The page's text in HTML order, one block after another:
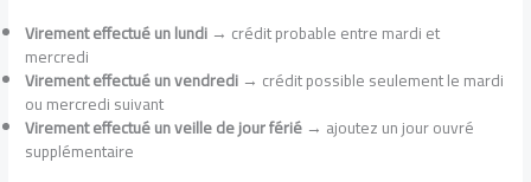
Virement effectué un lundi → crédit probable entre mardi et
mercredi
Virement effectué un vendredi → crédit possible seulement le mardi
ou mercredi suivant
Virement effectué un veille de jour férié → ajoutez un jour ouvré
supplémentaire